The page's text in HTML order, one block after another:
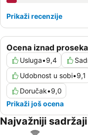
Ocena iznad
Usluga•9,4
Udobnost u sobi•9,1
Doručak•9,0
Prikaži još ocena
Prikaži recenzije
Najvažniji sadržaji